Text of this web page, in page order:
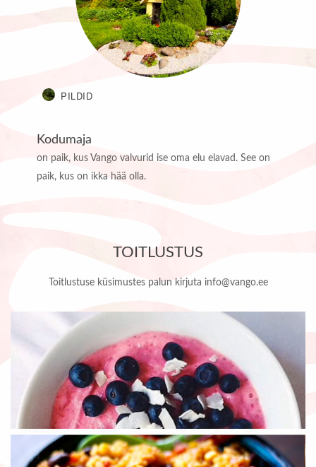
PILDID
Kodumaja
on paik, kus Vango valvurid ise oma elu elavad. See on
paik, kus on ikka hää olla.
TOITLUSTUS
Toitlustuse küsimustes palun kirjuta info@vango.ee